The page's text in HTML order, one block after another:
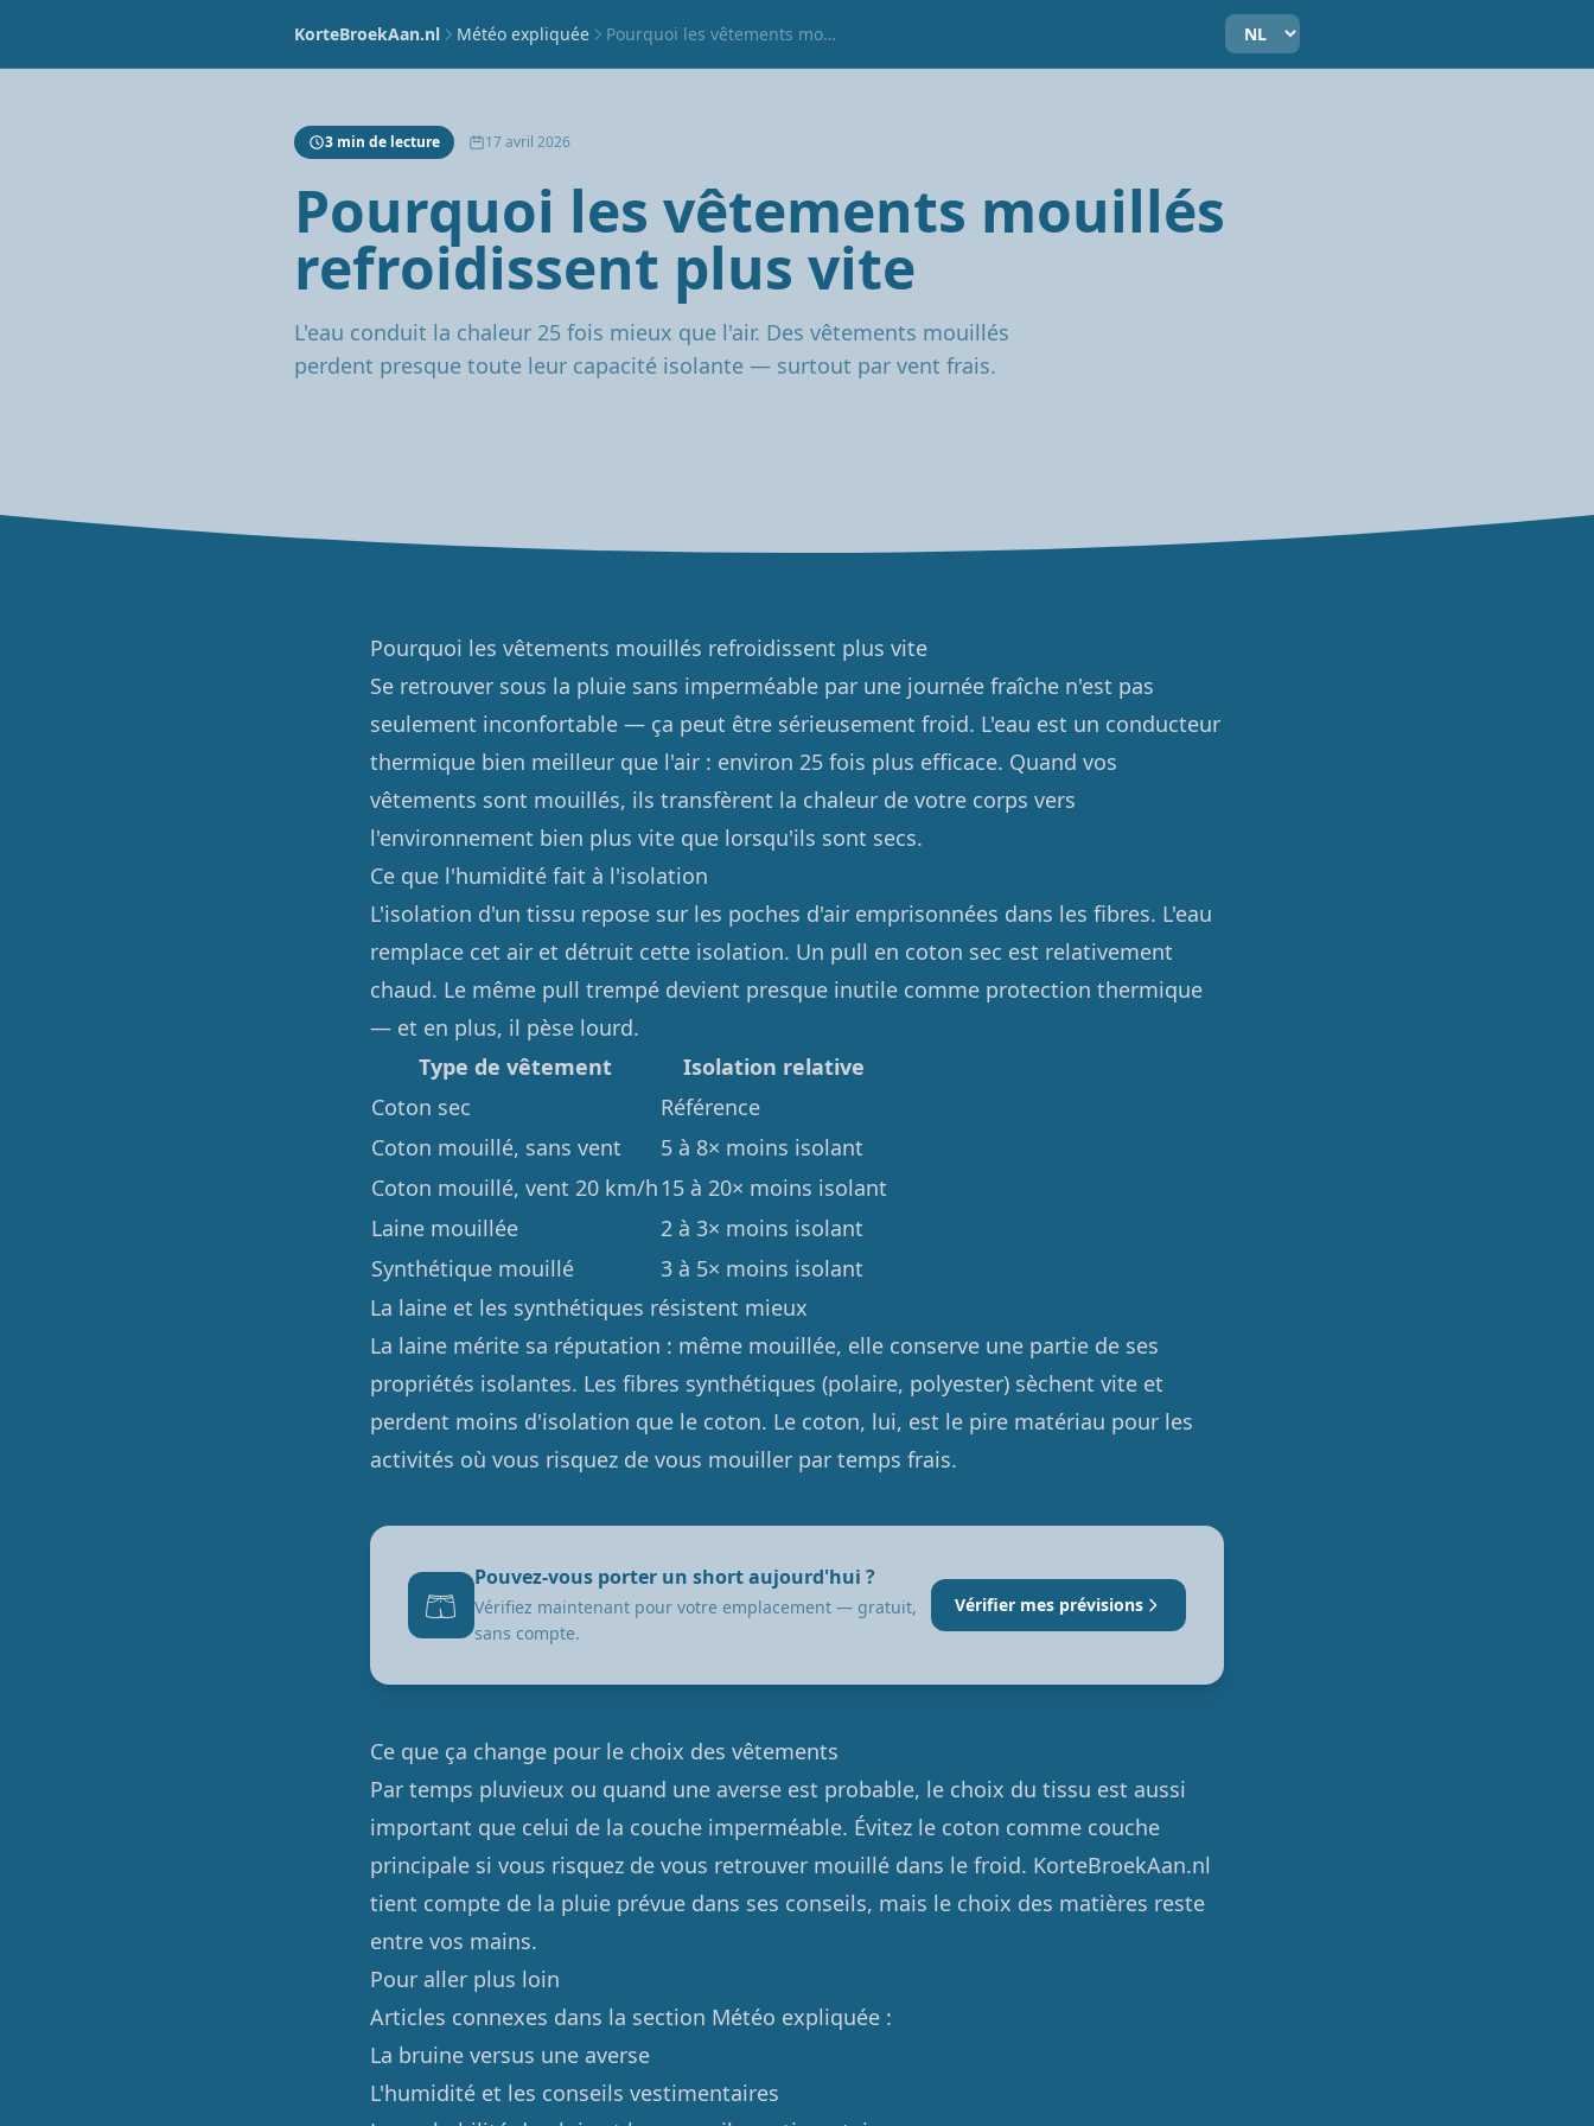
KorteBroekAan.nl Météo expliquée Pourquoi les vêtements mouillés refroidissent plus vite
3 min de lecture 17 avril 2026
Pourquoi les vêtements mouillés
refroidissent plus vite
L'eau conduit la chaleur 25 fois mieux que l'air. Des vêtements mouillés
perdent presque toute leur capacité isolante — surtout par vent frais.
Pourquoi les vêtements mouillés refroidissent plus vite
Se retrouver sous la pluie sans imperméable par une journée fraîche n'est pas
seulement inconfortable — ça peut être sérieusement froid. L'eau est un conducteur
thermique bien meilleur que l'air : environ 25 fois plus efficace. Quand vos
vêtements sont mouillés, ils transfèrent la chaleur de votre corps vers
l'environnement bien plus vite que lorsqu'ils sont secs.
Ce que l'humidité fait à l'isolation
L'isolation d'un tissu repose sur les poches d'air emprisonnées dans les fibres. L'eau
remplace cet air et détruit cette isolation. Un pull en coton sec est relativement
chaud. Le même pull trempé devient presque inutile comme protection thermique
— et en plus, il pèse lourd.
Type de vêtement
Isolation relative
Coton sec
Référence
Coton mouillé, sans vent
5 à 8× moins isolant
Coton mouillé, vent 20 km/h 15 à 20× moins isolant
Laine mouillée
2 à 3× moins isolant
Synthétique mouillé
3 à 5× moins isolant
La laine et les synthétiques résistent mieux
La laine mérite sa réputation : même mouillée, elle conserve une partie de ses
propriétés isolantes. Les fibres synthétiques (polaire, polyester) sèchent vite et
perdent moins d'isolation que le coton. Le coton, lui, est le pire matériau pour les
activités où vous risquez de vous mouiller par temps frais.
🩳
Pouvez-vous porter un short aujourd'hui ?
Vérifiez maintenant pour votre emplacement — gratuit,
sans compte.
Vérifier mes prévisions
Ce que ça change pour le choix des vêtements
Par temps pluvieux ou quand une averse est probable, le choix du tissu est aussi
important que celui de la couche imperméable. Évitez le coton comme couche
principale si vous risquez de vous retrouver mouillé dans le froid. KorteBroekAan.nl
tient compte de la pluie prévue dans ses conseils, mais le choix des matières reste
entre vos mains.
Pour aller plus loin
Articles connexes dans la section Météo expliquée :
La bruine versus une averse
L'humidité et les conseils vestimentaires